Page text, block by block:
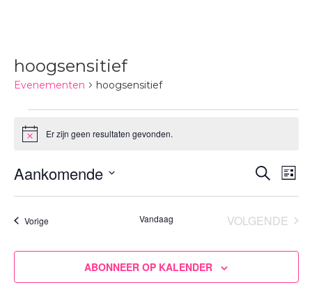
hoogsensitief
Evenementen hoogsensitief
BerichtEr zijn geen resultaten gevonden.
ZOEKEN
LIJST
Aankomende
Selecteer
VorigeEvenementen Vandaag
VOLGENDE
ABONNEER OP KALENDER